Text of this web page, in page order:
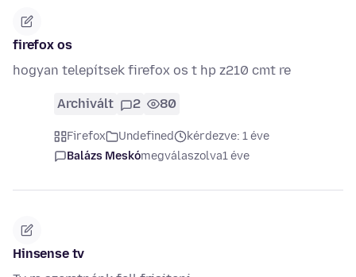
firefox os
hogyan telepítsek firefox os t hp z210 cmt re
Archivált 2 80
Firefox Undefined
kérdezve: 1 éve
Balázs Meskómegválaszolva1 éve
Hinsense tv